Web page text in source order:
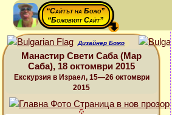
“Сайтът на Божо”
“Божовият Сайт”
Дизайнер Божо
Манастир Свети Саба (Мар
Саба), 18 октомври 2015
Екскурзия в Израел, 15—26 октомври
2015